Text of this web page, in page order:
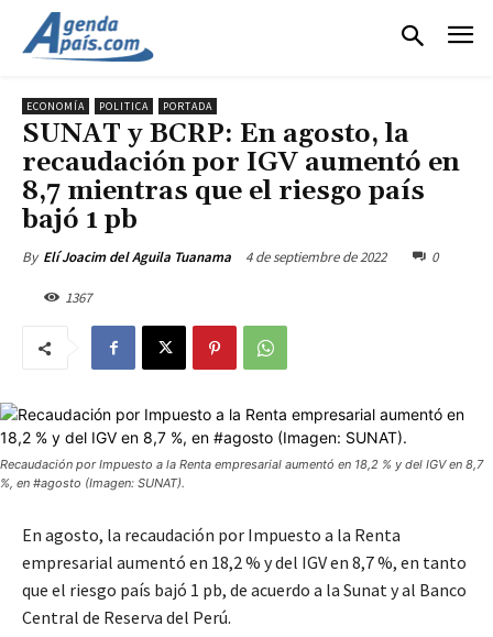
ECONOMÍA POLITICA PORTADA
SUNAT y BCRP: En agosto, la
recaudación por IGV aumentó en
8,7 mientras que el riesgo país
bajó 1 pb
By Elí Joacim del Aguila Tuanama 4 de septiembre de 2022 0
1367
Recaudación por Impuesto a la Renta empresarial aumentó en 18,2 % y del IGV en 8,7
%, en #agosto (Imagen: SUNAT).
En agosto, la recaudación por Impuesto a la Renta
empresarial aumentó en 18,2 % y del IGV en 8,7 %, en tanto
que el riesgo país bajó 1 pb, de acuerdo a la Sunat y al Banco
Central de Reserva del Perú.